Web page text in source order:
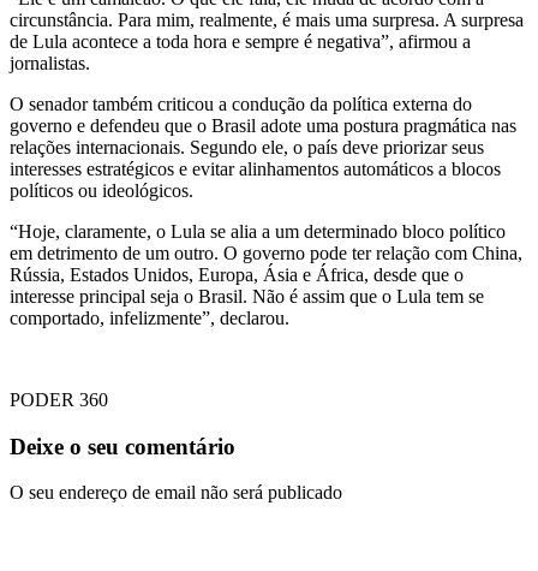
circunstância. Para mim, realmente, é mais uma surpresa. A surpresa
de Lula acontece a toda hora e sempre é negativa”, afirmou a
jornalistas.
O senador também criticou a condução da política externa do
governo e defendeu que o Brasil adote uma postura pragmática nas
relações internacionais. Segundo ele, o país deve priorizar seus
interesses estratégicos e evitar alinhamentos automáticos a blocos
políticos ou ideológicos.
“Hoje, claramente, o Lula se alia a um determinado bloco político
em detrimento de um outro. O governo pode ter relação com China,
Rússia, Estados Unidos, Europa, Ásia e África, desde que o
interesse principal seja o Brasil. Não é assim que o Lula tem se
comportado, infelizmente”, declarou.
PODER 360
Deixe o seu comentário
O seu endereço de email não será publicado